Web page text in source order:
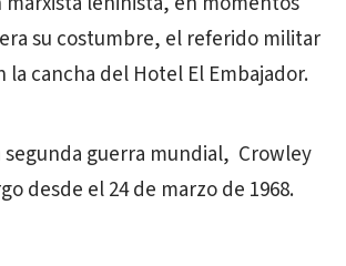
su costumbre, el referido militar
la cancha del Hotel El Embajador.
segunda guerra mundial, Crowley
desde el 24 de marzo de 1968.